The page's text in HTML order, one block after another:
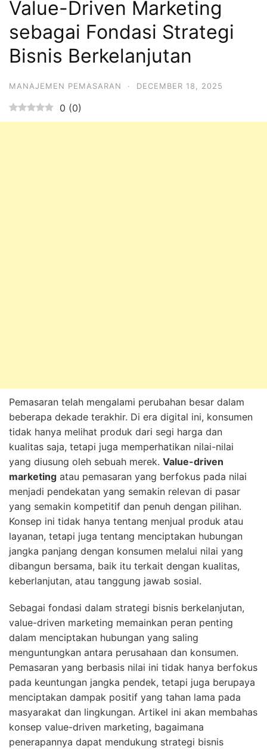
Value-Driven Marketing
sebagai Fondasi Strategi
Bisnis Berkelanjutan
MANAJEMEN PEMASARAN · DECEMBER 18, 2025
0 (0)
Pemasaran telah mengalami perubahan besar dalam
beberapa dekade terakhir. Di era digital ini, konsumen
tidak hanya melihat produk dari segi harga dan
kualitas saja, tetapi juga memperhatikan nilai-nilai
yang diusung oleh sebuah merek. Value-driven
marketing atau pemasaran yang berfokus pada nilai
menjadi pendekatan yang semakin relevan di pasar
yang semakin kompetitif dan penuh dengan pilihan.
Konsep ini tidak hanya tentang menjual produk atau
layanan, tetapi juga tentang menciptakan hubungan
jangka panjang dengan konsumen melalui nilai yang
dibangun bersama, baik itu terkait dengan kualitas,
keberlanjutan, atau tanggung jawab sosial.
Sebagai fondasi dalam strategi bisnis berkelanjutan,
value-driven marketing memainkan peran penting
dalam menciptakan hubungan yang saling
menguntungkan antara perusahaan dan konsumen.
Pemasaran yang berbasis nilai ini tidak hanya berfokus
pada keuntungan jangka pendek, tetapi juga berupaya
menciptakan dampak positif yang tahan lama pada
masyarakat dan lingkungan. Artikel ini akan membahas
konsep value-driven marketing, bagaimana
penerapannya dapat mendukung strategi bisnis